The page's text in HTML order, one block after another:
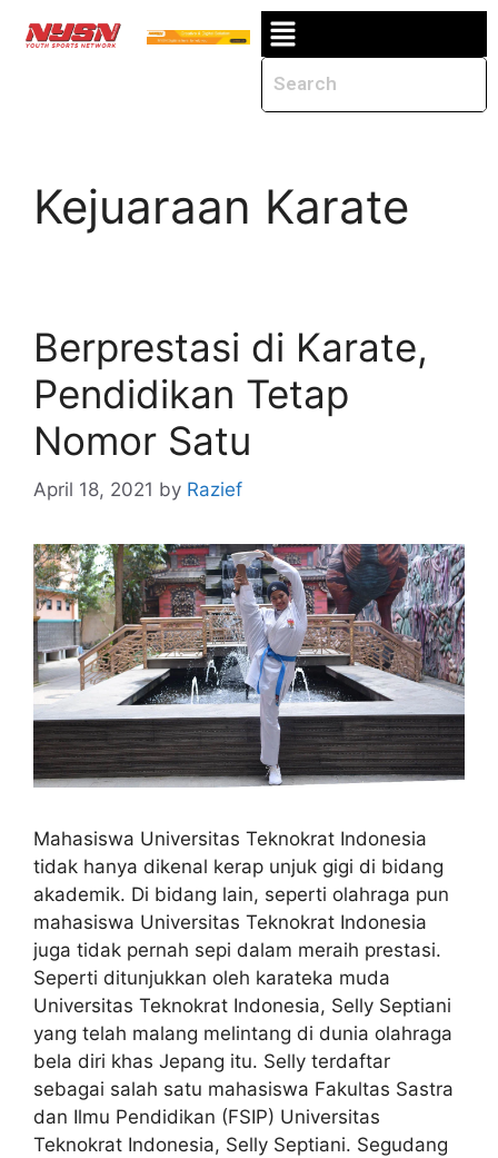
Kejuaraan Karate
Berprestasi di Karate,
Pendidikan Tetap
Nomor Satu
April 18, 2021 by Razief
Mahasiswa Universitas Teknokrat Indonesia
tidak hanya dikenal kerap unjuk gigi di bidang
akademik. Di bidang lain, seperti olahraga pun
mahasiswa Universitas Teknokrat Indonesia
juga tidak pernah sepi dalam meraih prestasi.
Seperti ditunjukkan oleh karateka muda
Universitas Teknokrat Indonesia, Selly Septiani
yang telah malang melintang di dunia olahraga
bela diri khas Jepang itu. Selly terdaftar
sebagai salah satu mahasiswa Fakultas Sastra
dan Ilmu Pendidikan (FSIP) Universitas
Teknokrat Indonesia, Selly Septiani. Segudang